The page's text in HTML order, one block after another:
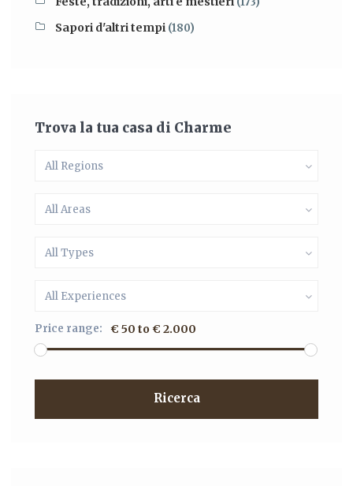
Sapori d'altri tempi (180)
Trova la tua casa di Charme
All Regions
All Areas
All Types
All Experiences
Price range: € 50 to € 2.000
Ricerca